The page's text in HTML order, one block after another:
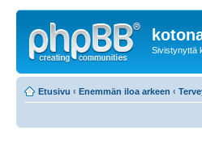
Sivistynyttä
Etusivu ‹ Enemmän iloa arkeen ‹